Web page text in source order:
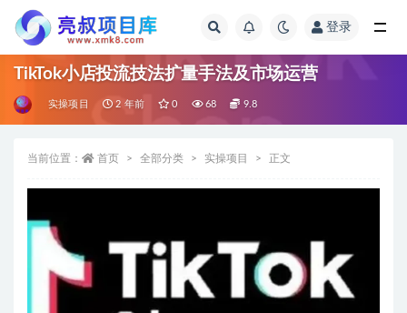
登录
TikTok小店投流技法扩量手法及市场运营
实操项目 2 年前 0 68 9.8
当前位置： 首页 全部分类 实操项目 正文